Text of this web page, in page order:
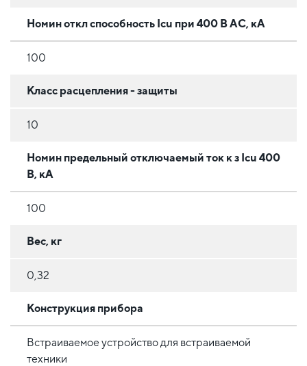
Номин откл способность Icu при 400 В AC, кА
100
Класс расцепления - защиты
10
Номин предельный отключаемый ток к з Iсu 400
В, кА
100
Вес, кг
0,32
Конструкция прибора
Встраиваемое устройство для встраиваемой
техники